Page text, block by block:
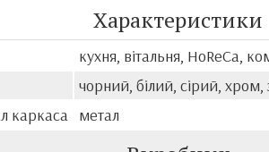
Характеристики
кухня, вітальня, HoReCa,
чорний, білий, сірий, хром,
каркаса метал